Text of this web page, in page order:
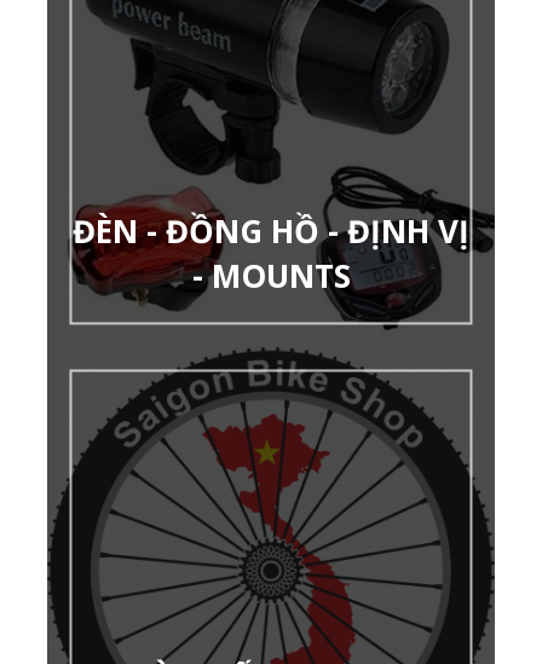
ĐÈN - ĐỒNG HỒ - ĐỊNH VỊ
- MOUNTS